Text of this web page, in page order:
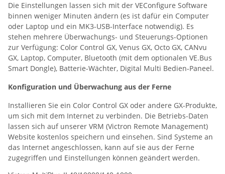
Die Einstellungen lassen sich mit der VEConfigure Software
binnen weniger Minuten ändern (es ist dafür ein Computer
oder Laptop und ein MK3-USB-Interface notwendig). Es
stehen mehrere Überwachungs- und Steuerungs-Optionen
zur Verfügung: Color Control GX, Venus GX, Octo GX, CANvu
GX, Laptop, Computer, Bluetooth (mit dem optionalen VE.Bus
Smart Dongle), Batterie-Wächter, Digital Multi Bedien-Paneel.
Konfiguration und Überwachung aus der Ferne
Installieren Sie ein Color Control GX oder andere GX-Produkte,
um sich mit dem Internet zu verbinden. Die Betriebs-Daten
lassen sich auf unserer VRM (Victron Remote Management)
Website kostenlos speichern und einsehen. Sind Systeme an
das Internet angeschlossen, kann auf sie aus der Ferne
zugegriffen und Einstellungen können geändert werden.